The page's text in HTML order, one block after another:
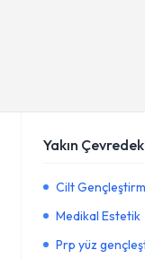
Yakın
Cilt
Medikal Estetik
Prp yüz